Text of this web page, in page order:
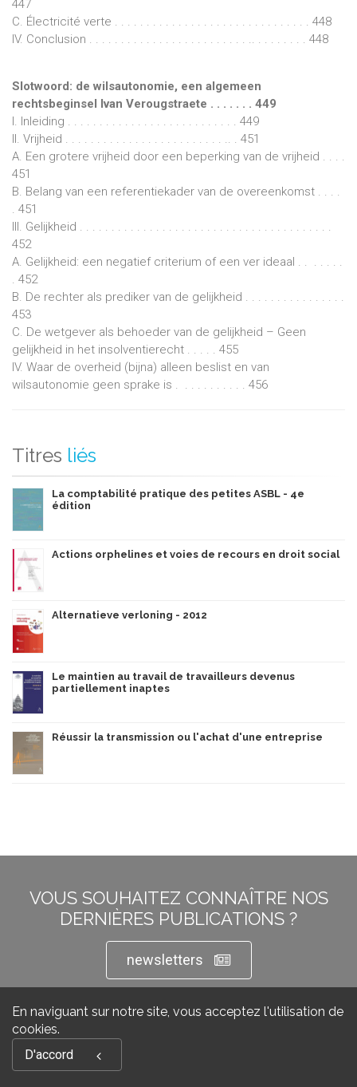
En naviguant sur notre site, vous acceptez l'utilisation de
cookies.
D'accord
447
C. Électricité verte . . . . . . . . . . . . . . . . . . . . . . . . . . . . . . . 448
IV. Conclusion . . . . . . . . . . . . . . . . . . . . . . . . . .. . . . . . . . . 448
Slotwoord: de wilsautonomie, een algemeen
rechtsbeginsel Ivan Verougstraete . . . . . . . 449
I. Inleiding . . . . . . . . . . . . . . . . . . . . . . . . . . . 449
II. Vrijheid . . . . . . . . . . . . . . . . . . . . . . . . . .. . 451
A. Een grotere vrijheid door een beperking van de vrijheid . . . .
451
B. Belang van een referentiekader van de overeenkomst . . . .
. 451
III. Gelijkheid . . . . . . . . . . . . . . . . . . . . . . . . . . . . . . . . . . . . . . . .
452
A. Gelijkheid: een negatief criterium of een ver ideaal . . . . . . .
. 452
B. De rechter als prediker van de gelijkheid . . . . . . . . . . . . . . . .
453
C. De wetgever als behoeder van de gelijkheid – Geen
gelijkheid in het insolventierecht . . . . . 455
IV. Waar de overheid (bijna) alleen beslist en van
wilsautonomie geen sprake is . . . . . . . . . . . 456
Titres liés
La comptabilité pratique des petites ASBL - 4e
édition
Actions orphelines et voies de recours en droit social
Alternatieve verloning - 2012
Le maintien au travail de travailleurs devenus
partiellement inaptes
Réussir la transmission ou l'achat d'une entreprise
VOUS SOUHAITEZ CONNAÎTRE NOS
DERNIÈRES PUBLICATIONS ?
newsletters